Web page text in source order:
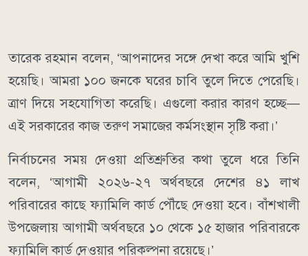
তারেক রহমান বলেন, ‘আপনাদের সঙ্গে দেখা করে আমি খুশি
হয়েছি। আমরা ১০০ জনকে ঘরের চাবি তুলে দিতে পেরেছি।
ত্রাণ দিয়ে সহযোগিতা করেছি। এগুলো করার কারণ হচ্ছে—
এই সরকারের কাজ তরুণ সমাজের কর্মসংস্থান সৃষ্টি করা।’
নির্বাচনের সময় দেওয়া প্রতিশ্রুতির কথা তুলে ধরে তিনি
বলেন, ‘আগামী ২০২৬-২৭ অর্থবছরে দেশের ৪১ লাখ
পরিবারের কাছে ফ্যামিলি কার্ড পৌঁছে দেওয়া হবে। বাঁশখালী
উপজেলায় আগামী অর্থবছরে ১০ থেকে ১৫ হাজার পরিবারকে
ফ্যামিলি কার্ড দেওয়ার পরিকল্পনা রয়েছে।’